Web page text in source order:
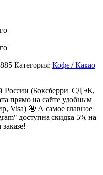
Категория: Кофе / Какао
России (Боксберри, СДЭК,
прямо на сайте удобным
Visa) 🤩 А самое главное
доступна скидка 5% на